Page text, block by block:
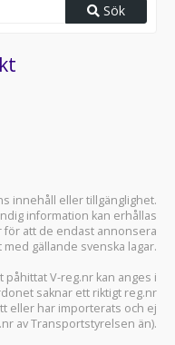
Sök
innehåll eller tillgänglighet.
information kan erhållas
för att de endast annonsera
gällande svenska lagar.
påhittat V-reg.nr kan anges i
saknar ett riktigt reg.nr
eller har importerats och ej
av Transportstyrelsen än).